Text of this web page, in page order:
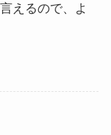
えるので、よ